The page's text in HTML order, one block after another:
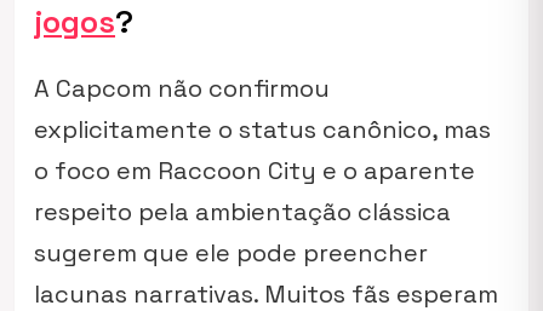
jogos?
A Capcom não confirmou
explicitamente o status canônico, mas
o foco em Raccoon City e o aparente
respeito pela ambientação clássica
sugerem que ele pode preencher
lacunas narrativas. Muitos fãs esperam